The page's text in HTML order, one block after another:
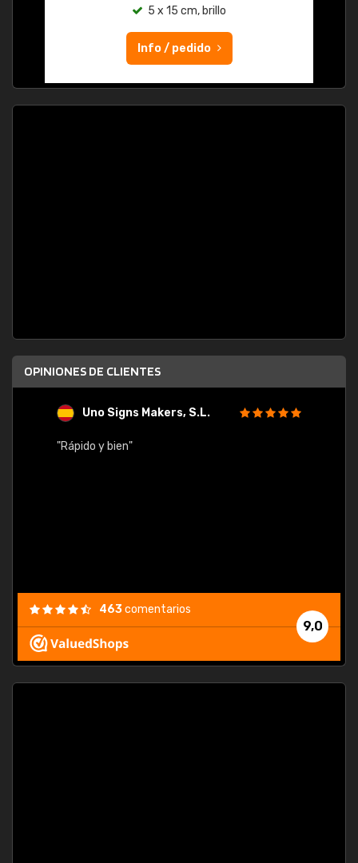
5 x 15 cm, brillo
Info / pedido
OPINIONES DE CLIENTES
Uno Signs Makers, S.L.
"Rápido y bien"
9,0
463comentarios